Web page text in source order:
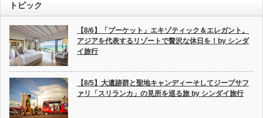
トピック
【8/6】「プーケット」エキゾティック＆エレガント。
アジアを代表するリゾートで贅沢な休日を！by シンダ
イ旅行
【8/5】大遺跡群と聖地キャンディーそしてジープサフ
ァリ「スリランカ」の見所を巡る旅 by シンダイ旅行